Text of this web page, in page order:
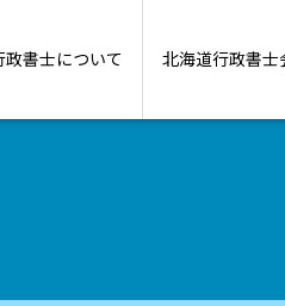
政書士について 北海道行政書士